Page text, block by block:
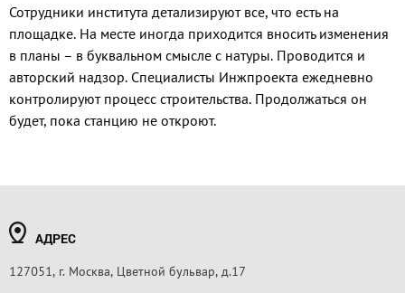
Сотрудники института детализируют все, что есть на
площадке. На месте иногда приходится вносить изменения
в планы – в буквальном смысле с натуры. Проводится и
авторский надзор. Специалисты Инжпроекта ежедневно
контролируют процесс строительства. Продолжаться он
будет, пока станцию не откроют.
АДРЕС
127051, г. Москва, Цветной бульвар, д.17